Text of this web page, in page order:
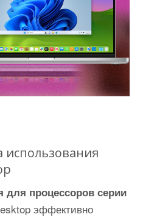
для процессоров серии
эффективно